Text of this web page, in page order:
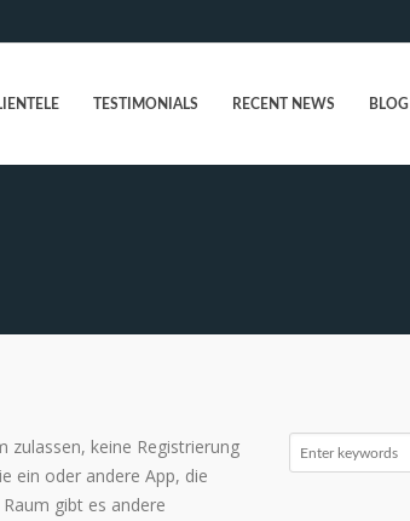
TESTIMONIALS RECENT NEWS BLOG
zulassen, keine Registrierung
ein oder andere App, die
gibt es andere